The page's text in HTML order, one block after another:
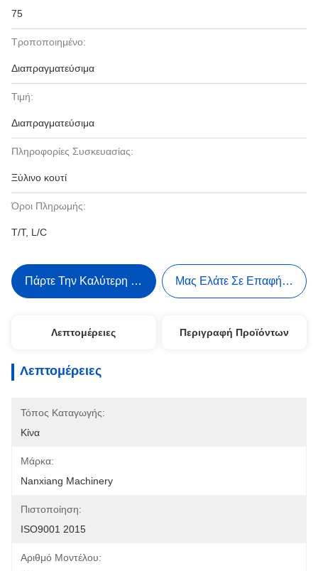
75
Τροποποιημένο:
Διαπραγματεύσιμα
Τιμή:
Διαπραγματεύσιμα
Πληροφορίες Συσκευασίας:
Ξύλινο κουτί
Όροι Πληρωμής:
T/T, L/C
Πάρτε Την Καλύτερη Τιμή Μας Ελάτε Σε Επαφή Με
Λεπτομέρειες Περιγραφή Προϊόντων
Λεπτομέρειες
Τόπος Καταγωγής:
Κίνα
Μάρκα:
Nanxiang Machinery
Πιστοποίηση:
ISO9001 2015
Αριθμό Μοντέλου: